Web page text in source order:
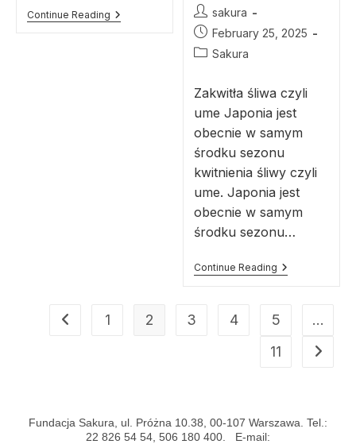
Continue Reading
sakura
February 25, 2025
Sakura
Zakwitła śliwa czyli
ume Japonia jest
obecnie w samym
środku sezonu
kwitnienia śliwy czyli
ume. Japonia jest
obecnie w samym
środku sezonu…
Continue Reading
1 2 3 4 5
…
11
Fundacja Sakura, ul. Próżna 10.38, 00-107 Warszawa. Tel.:
22 826 54 54, 506 180 400. E-mail: